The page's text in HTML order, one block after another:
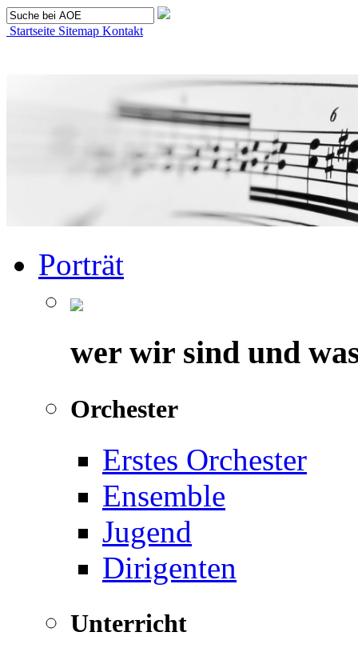
Startseite Sitemap Kontakt
Porträt
wer wir sind und
Orchester
Erstes Orchester
Ensemble
Jugend
Dirigenten
Unterricht